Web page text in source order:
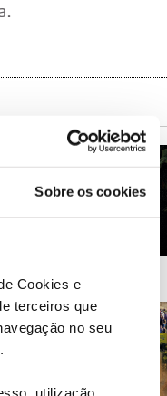
Sobre os cookies
Cookies e
terceiros que
no seu
utilização,